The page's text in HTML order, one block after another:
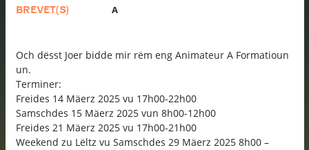
BREVET(S) A
Och dësst Joer bidde mir rëm eng Animateur A Formatioun
un.
Terminer:
Freides 14 Mäerz 2025 vu 17h00-22h00
Samschdes 15 Mäerz 2025 vun 8h00-12h00
Freides 21 Mäerz 2025 vu 17h00-21h00
Weekend zu Lëltz vu Samschdes 29 Mäerz 2025 8h00 –